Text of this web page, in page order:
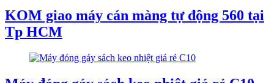
KOM giao máy cán màng tự động 560 tại
Tp HCM